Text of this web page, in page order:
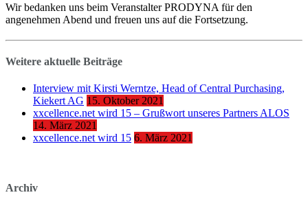
Wir bedanken uns beim Veranstalter PRODYNA für den
angenehmen Abend und freuen uns auf die Fortsetzung.
Weitere aktuelle Beiträge
Interview mit Kirsti Werntze, Head of Central Purchasing,
Kiekert AG 15. Oktober 2021
xxcellence.net wird 15 – Grußwort unseres Partners ALOS
14. März 2021
xxcellence.net wird 15 6. März 2021
Archiv